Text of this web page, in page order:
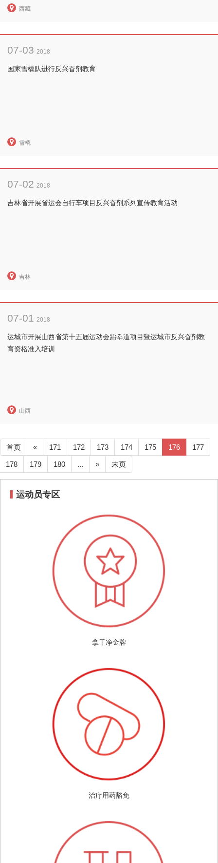
西藏
07-03 2018
国家雪橇队进行反兴奋剂教育
雪橇
07-02 2018
吉林省开展省运会自行车项目反兴奋剂系列宣传教育活动
吉林
07-01 2018
运城市开展山西省第十五届运动会跆拳道项目暨运城市反兴奋剂教
育资格准入培训
山西
首页 « 171 172 173 174 175 176 177
178 179 180 ... » 末页
运动员专区
拿干净金牌
治疗用药豁免